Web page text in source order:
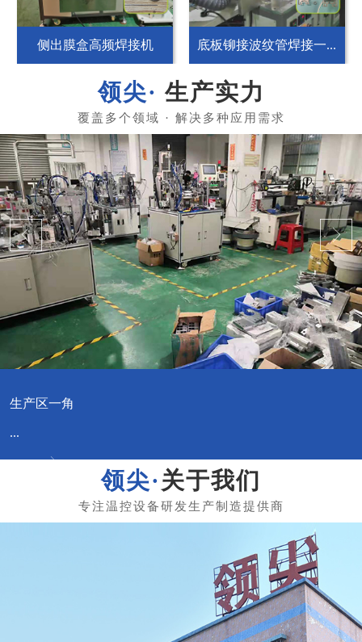
侧出膜盒高频焊接机 底板铆接波纹管焊接一...
生产实力
生产区一角
...
关于我们